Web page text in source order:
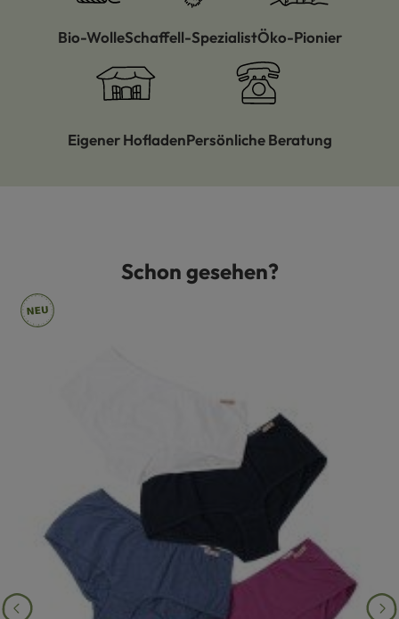
Bio-WolleSchaffell-SpezialistÖko-Pionier
Eigener HofladenPersönliche Beratung
Produktgalerie überspringenSchon gesehen?